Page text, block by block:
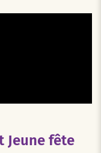
Jeune fête